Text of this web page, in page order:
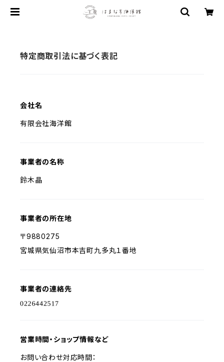
特定商取引法に基づく表記
会社名
有限会社海洋館
事業者の名称
鈴木晶
事業者の所在地
〒9880275
宮城県気仙沼市本吉町九多丸１番地
事業者の連絡先
営業時間・ショップ情報など
お問い合わせ対応時間：